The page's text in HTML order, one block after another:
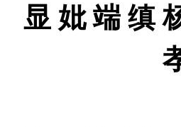
显 妣 端 缜